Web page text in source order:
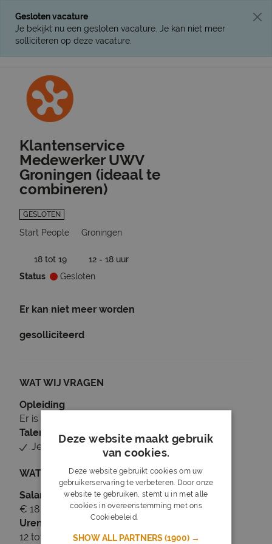
Gesloten vacature
Je bekijkt nu een gesloten vacature. Je kan niet meer
solliciteren op deze vacature.
Klantenservice
Medewerker UWV
Groningen (ideaal te
combineren)
GESLOTEN
Start People Groningen
18 tot 19
12 - 18 uur
Status
Gesloten
Er kan niet meer worden
gesolliciteerd
WAT WIJ VRAGEN
Opleiding
Er is geen minimale opleiding vereist
Talen
Je beheerst Nederlands
WAT WIJ BIEDEN
Salaris
€ 18 tot € 19
Uren
12 tot 18 uur per week
Deze website maakt gebruik
van cookies.
Deze website gebruikt cookies om uw
gebruikerservaring te verbeteren. Door onze
website te gebruiken, stemt u in met alle
cookies in overeenstemming met ons
Cookiebeleid.
SHOW ALL PARTNERS(1900) →